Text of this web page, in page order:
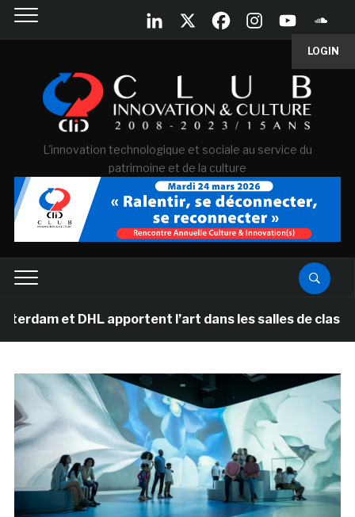
LOGIN
L'innovation technologique et sociale au service du
patrimoine et de la culture
et DHL apportent l’art dans les salles de classe des